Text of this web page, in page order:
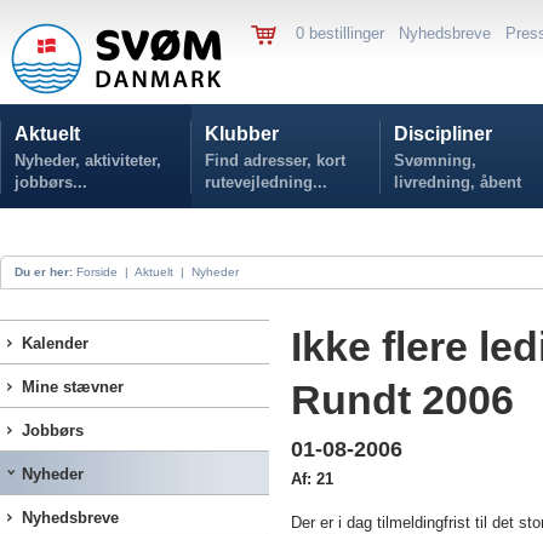
0 bestillinger Nyhedsbreve
Aktuelt
Nyheder, aktiviteter,
jobbørs...
Klubber
Find adresser, kort
rutevejledning...
Discipliner
Svømning,
livredning, åbent
vand...
Du er her: Forside | Aktuelt | Nyheder
Kalender
Mine stævner
Jobbørs
Nyheder
Nyhedsbreve
Ikke flere
Rundt 2006
01-08-2006
Af: 21
Der er i dag tilmeldingfrist til det